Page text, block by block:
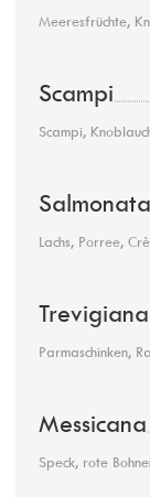
Meeresfrüchte,
Scampi
Scampi,
Salmonata
Lachs, Porree,
Trevigiana
Parmaschinken,
Messicana
Speck, rote